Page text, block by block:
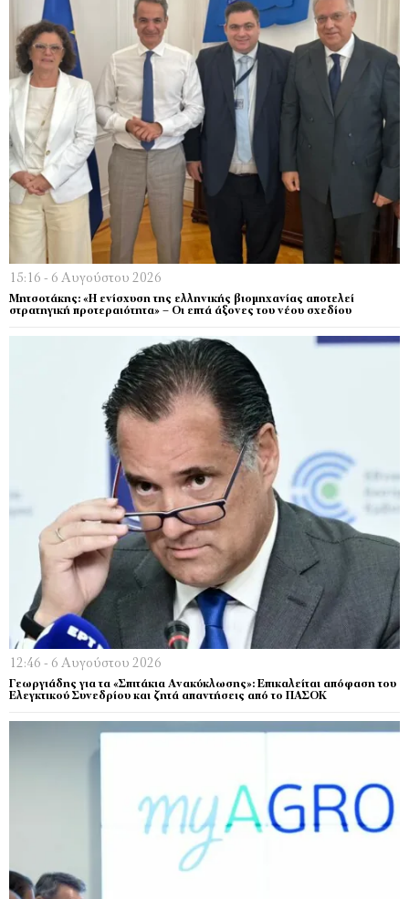
15:16 - 6 Αυγούστου 2026
Μητσοτάκης: «Η ενίσχυση της ελληνικής βιομηχανίας αποτελεί
στρατηγική προτεραιότητα» – Οι επτά άξονες του νέου σχεδίου
12:46 - 6 Αυγούστου 2026
Γεωργιάδης για τα «Σπιτάκια Ανακύκλωσης»: Επικαλείται απόφαση του
Ελεγκτικού Συνεδρίου και ζητά απαντήσεις από το ΠΑΣΟΚ